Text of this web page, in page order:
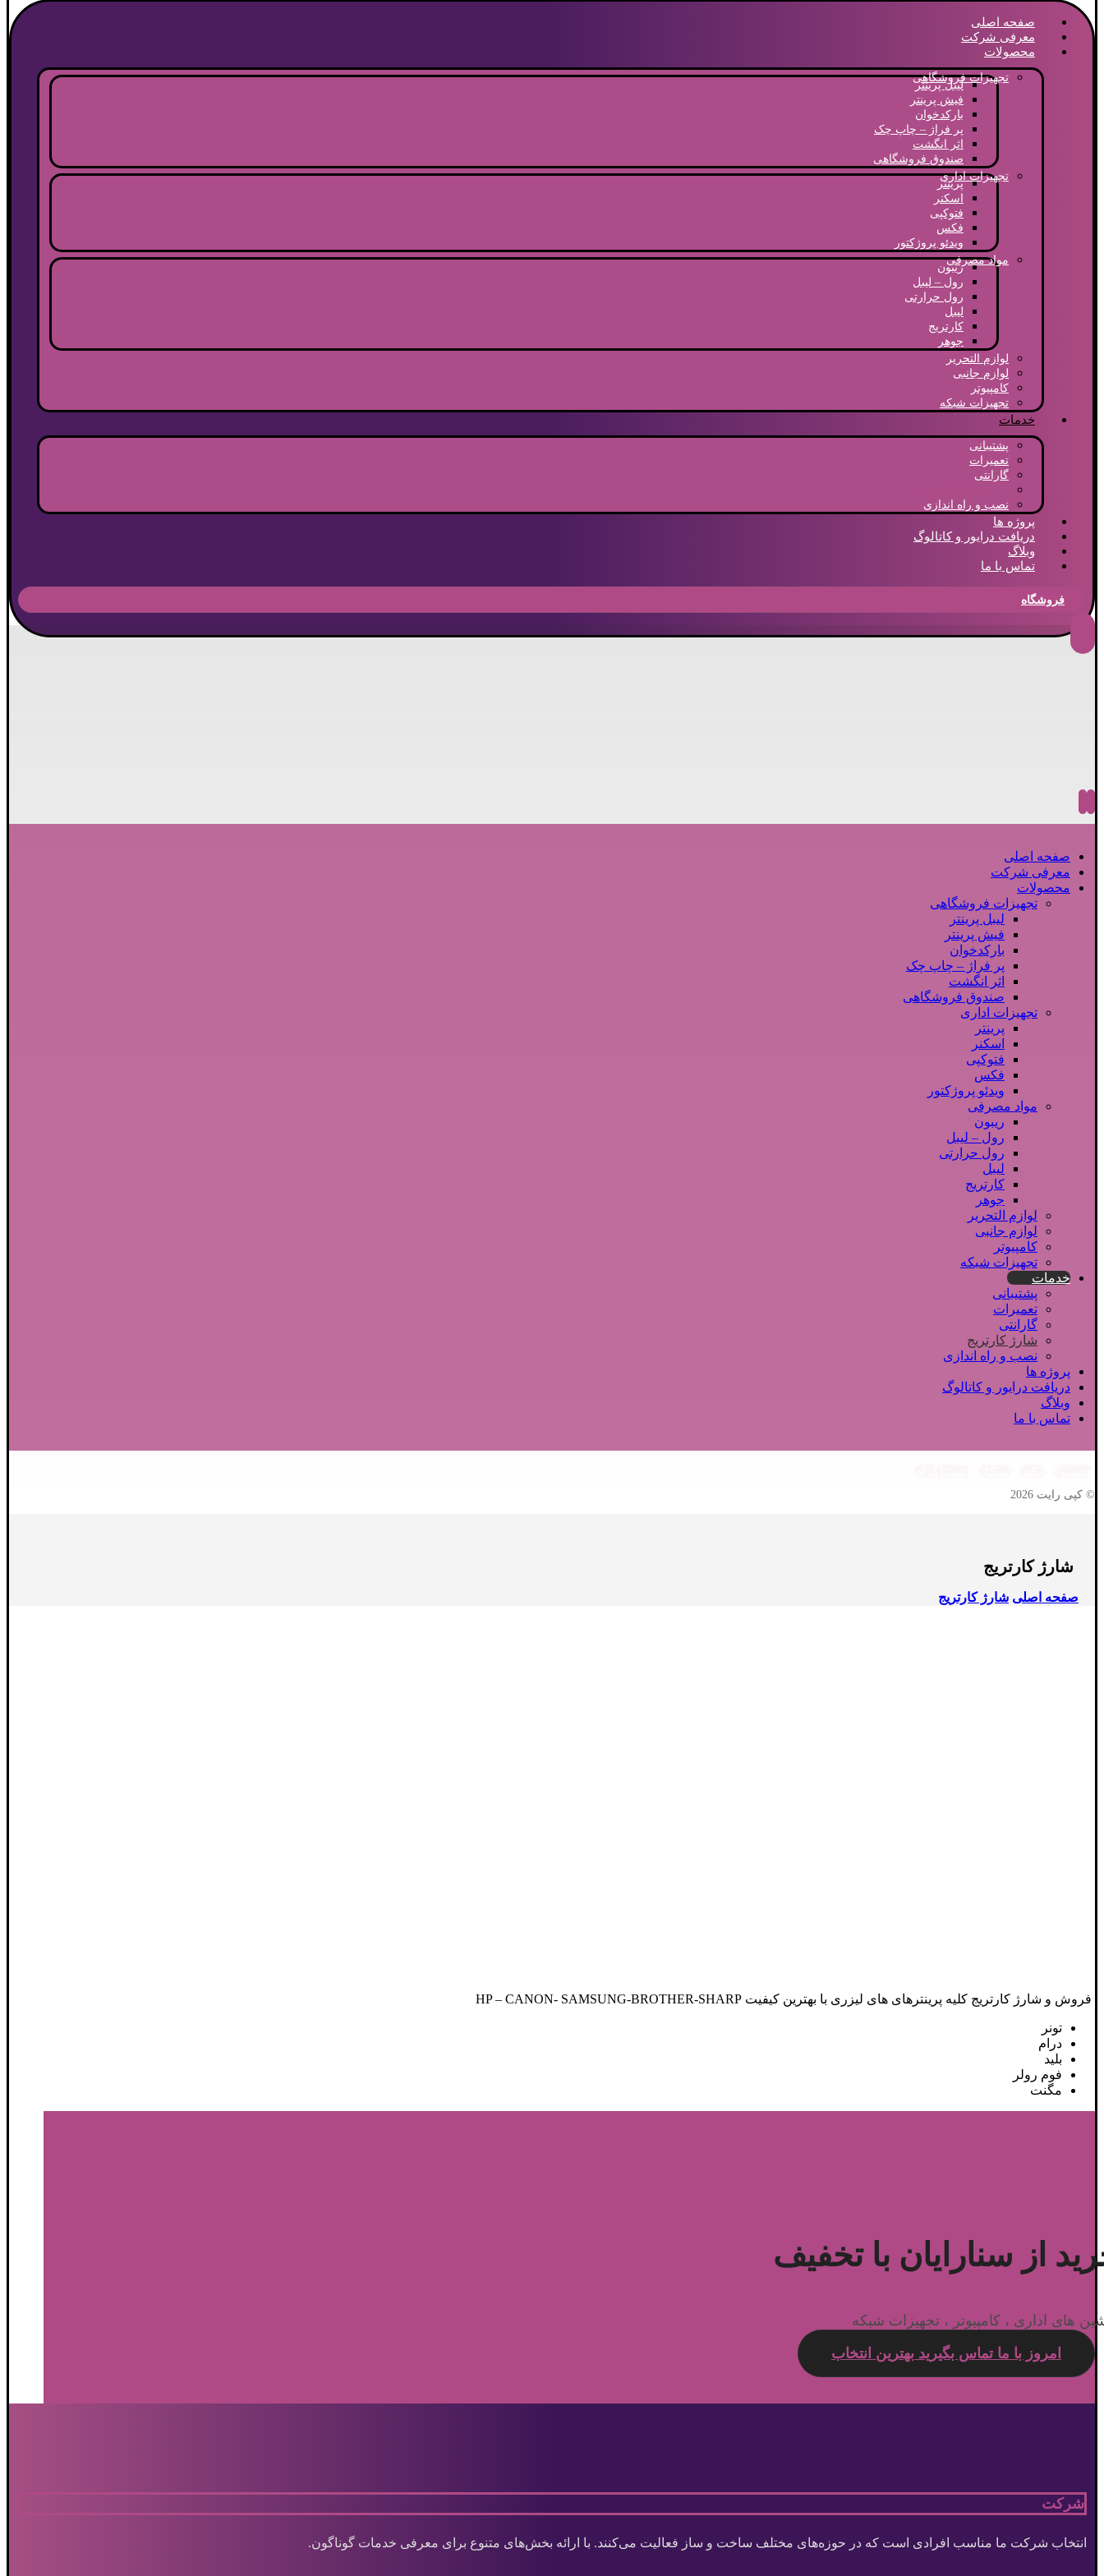
صفحه اصلی
معرفی شرکت
محصولات
تجهیزات فروشگاهی
لیبل پرینتر
فیش پرینتر
بارکدخوان
پر فراژ – چاپ چک
اثر انگشت
صندوق فروشگاهی
تجهیزات اداری
پرینتر
اسکنر
فتوکپی
فکس
ویدئو پروژکتور
مواد مصرفی
ریبون
رول – لیبل
رول حرارتی
لیبل
کارتریج
جوهر
لوازم التحریر
لوازم جانبی
کامپیوتر
تجهیزات شبکه
خدمات
پشتیبانی
تعمیرات
گارانتی
نصب و راه اندازی
پروژه ها
دریافت درایور و کاتالوگ
وبلاگ
تماس با ما
فروشگاه
صفحه اصلی
معرفی شرکت
محصولات
تجهیزات فروشگاهی
لیبل پرینتر
فیش پرینتر
بارکدخوان
پر فراژ – چاپ چک
اثر انگشت
صندوق فروشگاهی
تجهیزات اداری
پرینتر
اسکنر
فتوکپی
فکس
ویدئو پروژکتور
مواد مصرفی
ریبون
رول – لیبل
رول حرارتی
لیبل
کارتریج
جوهر
لوازم التحریر
لوازم جانبی
کامپیوتر
تجهیزات شبکه
خدمات
پشتیبانی
تعمیرات
گارانتی
شارژ کارتریج
نصب و راه اندازی
پروژه ها
دریافت درایور و کاتالوگ
وبلاگ
تماس با ما
© کپی رایت 2026
شارژ کارتریج
صفحه اصلی شارژ کارتریج
فروش و شارژ کارتریج کلیه پرینترهای های لیزری با بهترین کیفیت HP – CANON- SAMSUNG-BROTHER-SHARP
تونر
درام
بلید
فوم رولر
مگنت
از سنارایان با تخفیف
های اداری ، کامپیوتر ، تجهیزات شبکه
امروز با ما تماس بگیرید بهترین انتخاب
شرکت
انتخاب شرکت ما مناسب افرادی است که در حوزه‌های مختلف ساخت و ساز فعالیت می‌کنند. با ارائه بخش‌های متنوع برای معرفی خدمات گوناگون.